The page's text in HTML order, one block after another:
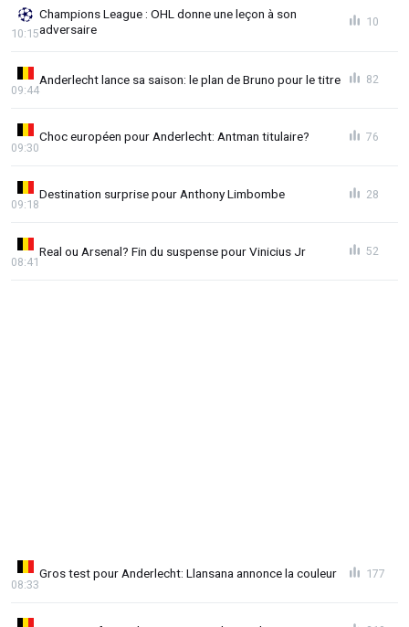
Champions League : OHL donne une leçon à son
adversaire
10:15
10
Anderlecht lance sa saison: le plan de Bruno pour le titre
09:44
82
Choc européen pour Anderlecht: Antman titulaire?
09:30
76
Destination surprise pour Anthony Limbombe
09:18
28
Real ou Arsenal? Fin du suspense pour Vinicius Jr
08:41
52
Gros test pour Anderlecht: Llansana annonce la couleur
08:33
177